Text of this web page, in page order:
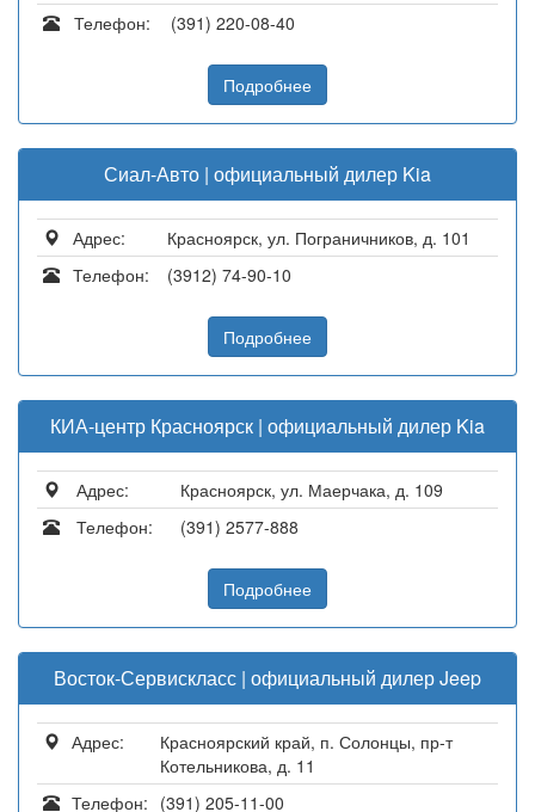
Телефон:
(391) 220-08-40
Подробнее
Сиал-Авто | официальный дилер Kia
Адрес:
Красноярск, ул. Пограничников, д. 101
Телефон:
(3912) 74-90-10
Подробнее
КИА-центр Красноярск | официальный дилер Kia
Адрес:
Красноярск, ул. Маерчака, д. 109
Телефон:
(391) 2577-888
Подробнее
Восток-Сервискласс | официальный дилер Jeep
Адрес:
Красноярский край, п. Солонцы, пр-т
Котельникова, д. 11
Телефон: (391) 205-11-00